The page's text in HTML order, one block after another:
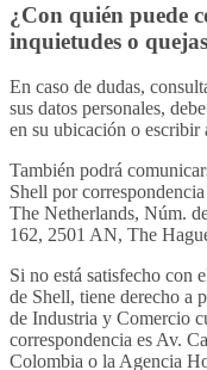
¿Con quién puede
inquietudes o
En caso de dudas,
sus datos personales,
en su ubicación o escribir
También podrá
Shell por
The Netherlands, Núm.
162, 2501 AN, The
Si no está satisfecho con
de Shell, tiene derecho a
de Industria y Comercio
correspondencia es Av.
Colombia o la Agencia